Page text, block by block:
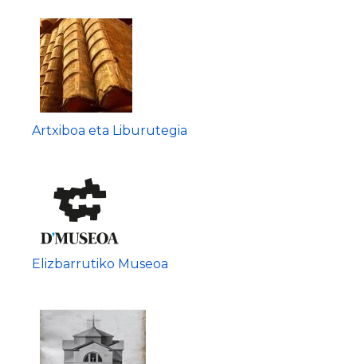
Artxiboa eta Liburutegia
Elizbarrutiko Museoa